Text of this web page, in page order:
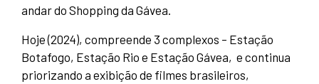
andar do Shopping da Gávea.
Hoje (2024), compreende 3 complexos – Estação
Botafogo, Estação Rio e Estação Gávea, e continua
priorizando a exibição de filmes brasileiros,